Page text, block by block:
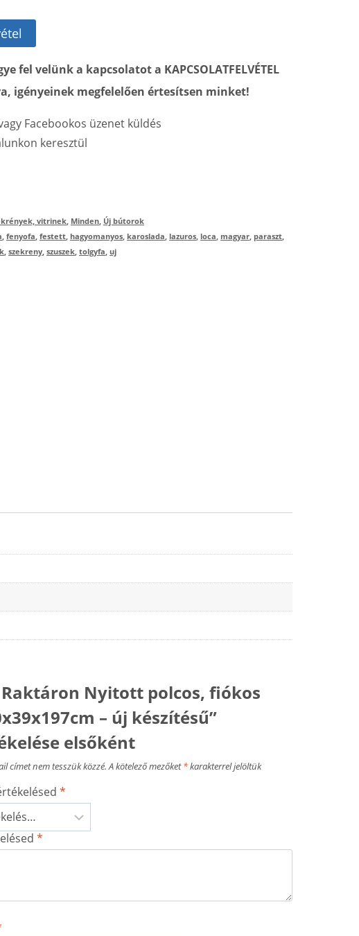
fel velünk a kapcsolatot a KAPCSOLATFELVÉTEL
igényeinek megfelelően értesítsen minket!
Facebookos üzenet küldés
keresztül
vitrinek, Minden, Új bútorok
,fenyofa,festett, hagyomanyos, karoslada, lazuros, loca, magyar, paraszt,
,szekreny,szuszek,tolgyfa,uj
Raktáron Nyitott polcos, fiókos
– új készítésű”
elsőként
címet nem tesszük közzé. A kötelező mezőket*karakterrel jelöltük
*
*